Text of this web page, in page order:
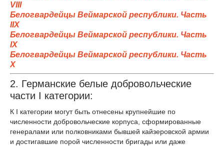
VIII
Белогвардейцы Веймарской республики. Часть
IIX
Белогвардейцы Веймарской республики. Часть
IX
Белогвардейцы Веймарской республики. Часть
X
2. Германские белые добровольческие
части I категории:
К I категории могут быть отнесены крупнейшие по
численности добровольческие корпуса, сформированные
генералами или полковниками бывшей кайзеровской армии
и достигавшие порой численности бригады или даже